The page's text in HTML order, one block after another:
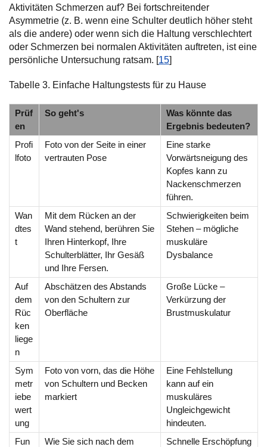
Aktivitäten Schmerzen auf? Bei fortschreitender
Asymmetrie (z. B. wenn eine Schulter deutlich höher steht
als die andere) oder wenn sich die Haltung verschlechtert
oder Schmerzen bei normalen Aktivitäten auftreten, ist eine
persönliche Untersuchung ratsam. [15]
Tabelle 3. Einfache Haltungstests für zu Hause
Prüf
en
So geht's
Was könnte das
Ergebnis bedeuten?
Profi
lfoto
Foto von der Seite in einer
vertrauten Pose
Eine starke
Vorwärtsneigung des
Kopfes kann zu
Nackenschmerzen
führen.
Wan
dtes
t
Mit dem Rücken an der
Wand stehend, berühren Sie
Ihren Hinterkopf, Ihre
Schulterblätter, Ihr Gesäß
und Ihre Fersen.
Schwierigkeiten beim
Stehen – mögliche
muskuläre
Dysbalance
Auf
dem
Rüc
ken
liege
n
Abschätzen des Abstands
von den Schultern zur
Oberfläche
Große Lücke –
Verkürzung der
Brustmuskulatur
Sym
metr
iebe
wert
ung
Foto von vorn, das die Höhe
von Schultern und Becken
markiert
Eine Fehlstellung
kann auf ein
muskuläres
Ungleichgewicht
hindeuten.
Fun
Wie Sie sich nach dem
Schnelle Erschöpfung